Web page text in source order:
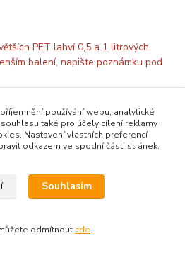
PET lahví 0,5 a 1 litrových.
balení, napište poznámku pod
používání webu, analytické
také pro účely cílení reklamy
Nastavení vlastních preferencí
odkazem ve spodní části stránek.
Souhlasím
odmítnout zde.